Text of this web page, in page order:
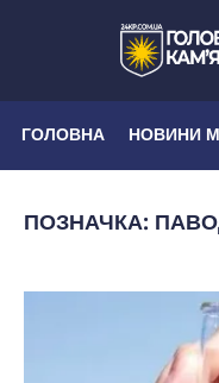
ГОЛОВНА НОВИНИ
ПОЗНАЧКА: